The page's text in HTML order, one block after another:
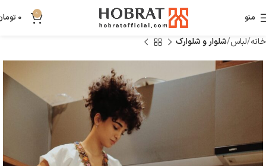
منو 0
0
خانه لباس شلوار و شلوارک